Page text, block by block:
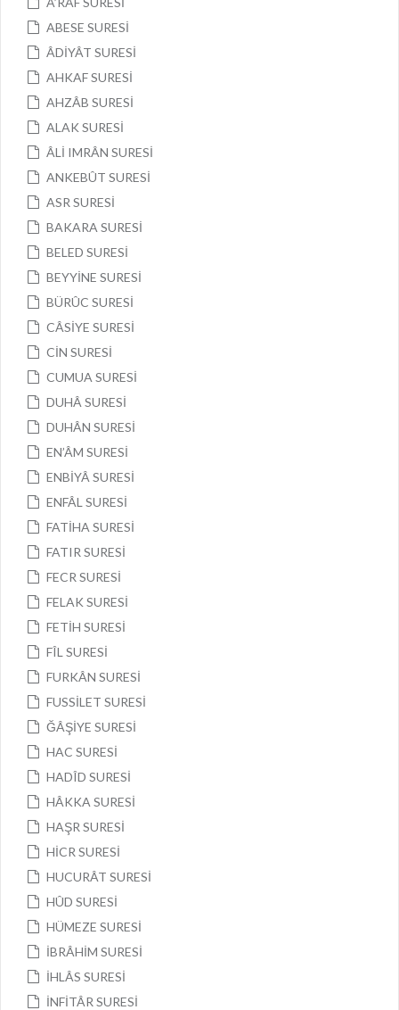
ABESE SURESİ
ÂDİYÂT SURESİ
AHKAF SURESİ
AHZÂB SURESİ
ALAK SURESİ
ÂLİ IMRÂN SURESİ
ANKEBÛT SURESİ
ASR SURESİ
BAKARA SURESİ
BELED SURESİ
BEYYİNE SURESİ
BÜRÛC SURESİ
CÂSİYE SURESİ
CİN SURESİ
CUMUA SURESİ
DUHÂ SURESİ
DUHÂN SURESİ
EN’ÂM SURESİ
ENBİYÂ SURESİ
ENFÂL SURESİ
FATİHA SURESİ
FATIR SURESİ
FECR SURESİ
FELAK SURESİ
FETİH SURESİ
FÎL SURESİ
FURKÂN SURESİ
FUSSİLET SURESİ
ĞÂŞİYE SURESİ
HAC SURESİ
HADÎD SURESİ
HÂKKA SURESİ
HAŞR SURESİ
HİCR SURESİ
HUCURÂT SURESİ
HÛD SURESİ
HÜMEZE SURESİ
İBRÂHİM SURESİ
İHLÂS SURESİ
İNFİTÂR SURESİ